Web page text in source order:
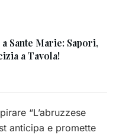
Sante Marie: Sapori,
a Tavola!
“L’abruzzese
anticipa e promette